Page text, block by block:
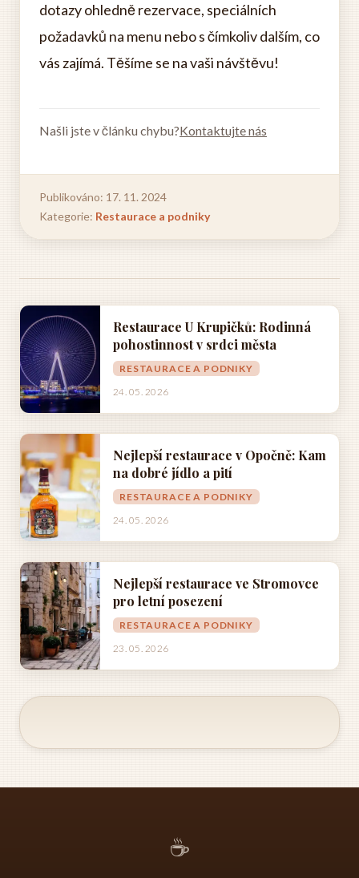
dotazy ohledně rezervace, speciálních
požadavků na menu nebo s čímkoliv dalším, co
vás zajímá. Těšíme se na vaši návštěvu!
Našli jste v článku chybu?Kontaktujte nás
Publikováno: 17. 11. 2024
Kategorie: Restaurace a podniky
Restaurace U Krupičků: Rodinná
pohostinnost v srdci města
RESTAURACE A PODNIKY
24. 05. 2026
Nejlepší restaurace v Opočně: Kam
na dobré jídlo a pití
RESTAURACE A PODNIKY
24. 05. 2026
Nejlepší restaurace ve Stromovce
pro letní posezení
RESTAURACE A PODNIKY
23. 05. 2026
☕